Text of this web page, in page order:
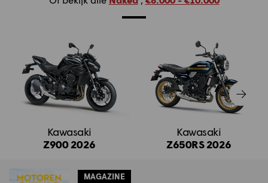
Kawasaki
Z900 2026
Kawasaki
Z650RS 2026
MAGAZINE